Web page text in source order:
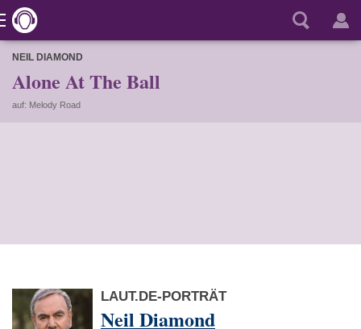
NEIL DIAMOND
Alone At The Ball
auf: Melody Road
LAUT.DE-PORTRÄT
Neil Diamond